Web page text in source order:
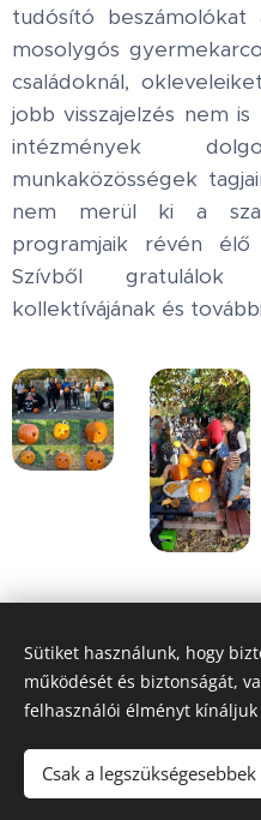
tudósító
mosolygós
családoknál,
jobb visszajelzés nem
intézmények
munkaközösségek
nem merül ki a
programjaik révén
Szívből gratulálok
kollektívájának és
Honlap tulajdonos:
Sütiket használunk, hogy
működését és biztonságát,
felhasználói élményt kínáljuk
Csak a